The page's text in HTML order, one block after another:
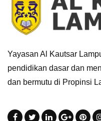
Yayasan Al Kautsar
pendidikan dasar dan
dan bermutu di Propinsi